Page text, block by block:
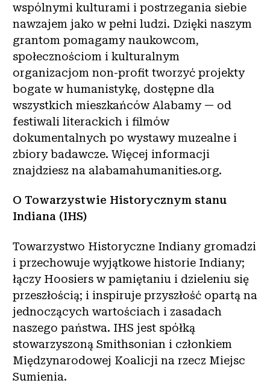
wspólnymi kulturami i postrzegania siebie
nawzajem jako w pełni ludzi. Dzięki naszym
grantom pomagamy naukowcom,
społecznościom i kulturalnym
organizacjom non-profit tworzyć projekty
bogate w humanistykę, dostępne dla
wszystkich mieszkańców Alabamy — od
festiwali literackich i filmów
dokumentalnych po wystawy muzealne i
zbiory badawcze. Więcej informacji
znajdziesz na alabamahumanities.org.
O Towarzystwie Historycznym stanu
Indiana (IHS)
Towarzystwo Historyczne Indiany gromadzi
i przechowuje wyjątkowe historie Indiany;
łączy Hoosiers w pamiętaniu i dzieleniu się
przeszłością; i inspiruje przyszłość opartą na
jednoczących wartościach i zasadach
naszego państwa. IHS jest spółką
stowarzyszoną Smithsonian i członkiem
Międzynarodowej Koalicji na rzecz Miejsc
Sumienia.